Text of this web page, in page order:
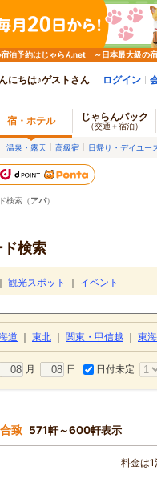
泊予約はじゃらんnet ～日本最大級の
にちは♪ゲストさん ログイン
宿・ホテル じゃらんパック
（交通＋宿泊）
温泉・露天 高級宿 日帰り・デイユー
検索（アパ）
検索
観光スポット
イベント
道 東北 関東・甲信越 東海
月 日 日付未定
致 571軒～600軒表示
料金は1